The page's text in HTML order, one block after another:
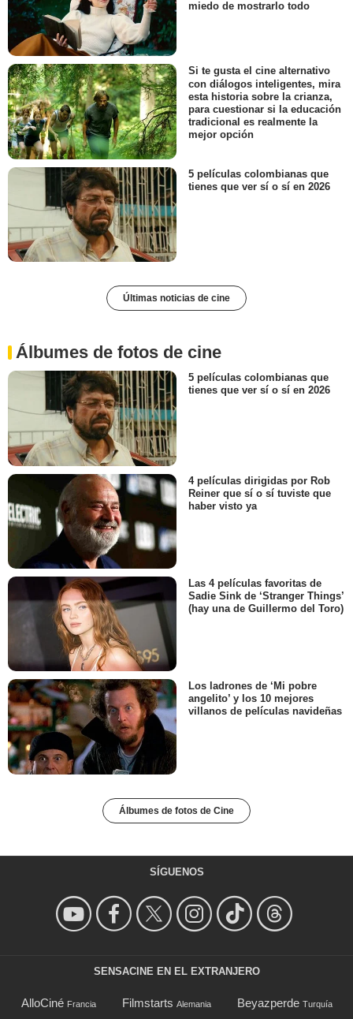
miedo de mostrarlo todo
Si te gusta el cine alternativo
con diálogos inteligentes, mira
esta historia sobre la crianza,
para cuestionar si la educación
tradicional es realmente la
mejor opción
5 películas colombianas que
tienes que ver sí o sí en 2026
Últimas noticias de cine
Álbumes de fotos de cine
5 películas colombianas que
tienes que ver sí o sí en 2026
4 películas dirigidas por Rob
Reiner que sí o sí tuviste que
haber visto ya
Las 4 películas favoritas de
Sadie Sink de ‘Stranger Things’
(hay una de Guillermo del Toro)
Los ladrones de ‘Mi pobre
angelito’ y los 10 mejores
villanos de películas navideñas
Álbumes de fotos de Cine
SÍGUENOS
SENSACINE EN EL EXTRANJERO
AlloCiné Francia Filmstarts Alemania Beyazperde Turquía